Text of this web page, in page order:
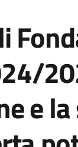
e